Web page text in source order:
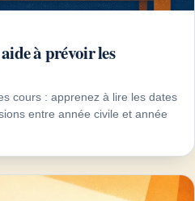
à prévoir les
cours : apprenez à lire les dates
entre année civile et année